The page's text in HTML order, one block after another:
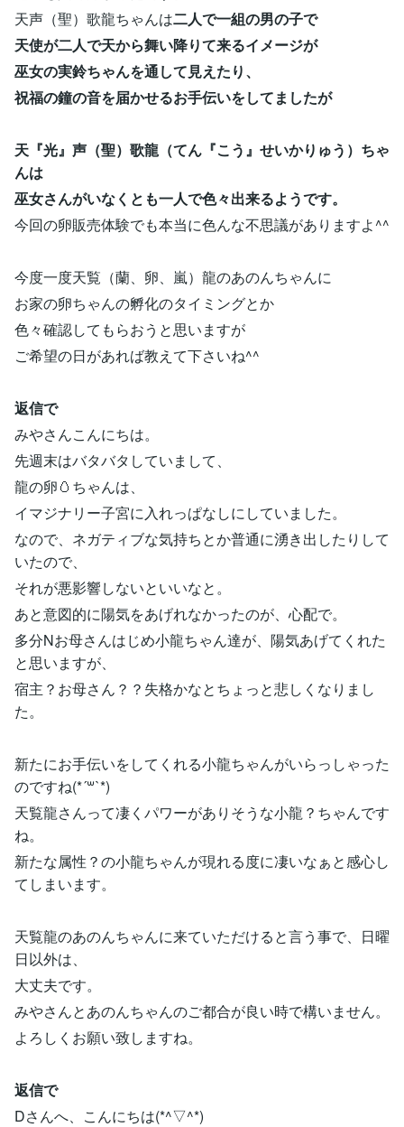
天声（聖）歌龍ちゃんは二人で一組の男の子で
天使が二人で天から舞い降りて来るイメージが
巫女の実鈴ちゃんを通して見えたり、
祝福の鐘の音を届かせるお手伝いをしてましたが
天『光』声（聖）歌龍（てん『こう』せいかりゅう）ちゃ
んは
巫女さんがいなくとも一人で色々出来るようです。
今回の卵販売体験でも本当に色んな不思議がありますよ^^
今度一度天覧（蘭、卵、嵐）龍のあのんちゃんに
お家の卵ちゃんの孵化のタイミングとか
色々確認してもらおうと思いますが
ご希望の日があれば教えて下さいね^^
返信で
みやさんこんにちは。
先週末はバタバタしていまして、
龍の卵🥚ちゃんは、
イマジナリー子宮に入れっぱなしにしていました。
なので、ネガティブな気持ちとか普通に湧き出したりして
いたので、
それが悪影響しないといいなと。
あと意図的に陽気をあげれなかったのが、心配で。
多分Nお母さんはじめ小龍ちゃん達が、陽気あげてくれた
と思いますが、
宿主？お母さん？？失格かなとちょっと悲しくなりまし
た。
新たにお手伝いをしてくれる小龍ちゃんがいらっしゃった
のですね(*´꒳`*)
天覧龍さんって凄くパワーがありそうな小龍？ちゃんです
ね。
新たな属性？の小龍ちゃんが現れる度に凄いなぁと感心し
てしまいます。
天覧龍のあのんちゃんに来ていただけると言う事で、日曜
日以外は、
大丈夫です。
みやさんとあのんちゃんのご都合が良い時で構いません。
よろしくお願い致しますね。
返信で
Dさんへ、こんにちは(*^▽^*)